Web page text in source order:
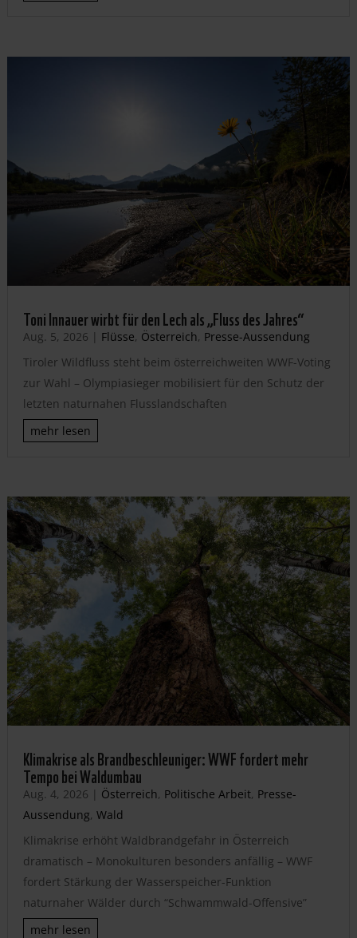
Toni Innauer wirbt für den Lech als „Fluss des Jahres“
Aug. 5, 2026 | Flüsse, Österreich, Presse-Aussendung
Tiroler Wildfluss steht beim österreichweiten WWF-Voting
zur Wahl – Olympiasieger mobilisiert für den Schutz der
letzten naturnahen Flusslandschaften
mehr lesen
Klimakrise als Brandbeschleuniger: WWF fordert mehr
Tempo bei Waldumbau
Aug. 4, 2026 | Österreich, Politische Arbeit, Presse-
Aussendung, Wald
Klimakrise erhöht Waldbrandgefahr in Österreich
dramatisch – Monokulturen besonders anfällig – WWF
fordert Stärkung der Wasserspeicher-Funktion
naturnaher Wälder durch “Schwammwald-Offensive”
mehr lesen